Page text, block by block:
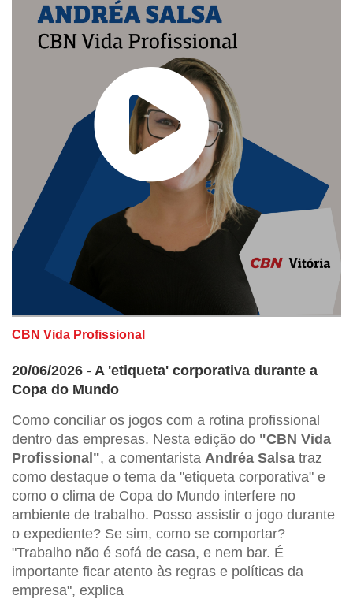
CBN Vida Profissional
20/06/2026 - A 'etiqueta' corporativa durante a
Copa do Mundo
Como conciliar os jogos com a rotina profissional
dentro das empresas. Nesta edição do "CBN Vida
Profissional", a comentarista Andréa Salsa traz
como destaque o tema da "etiqueta corporativa" e
como o clima de Copa do Mundo interfere no
ambiente de trabalho. Posso assistir o jogo durante
o expediente? Se sim, como se comportar?
"Trabalho não é sofá de casa, e nem bar. É
importante ficar atento às regras e políticas da
empresa", explica